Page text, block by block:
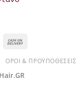
Delivery
ΌΡΟΙ & ΠΡΟΫΠΟΘΈΣΕΙΣ